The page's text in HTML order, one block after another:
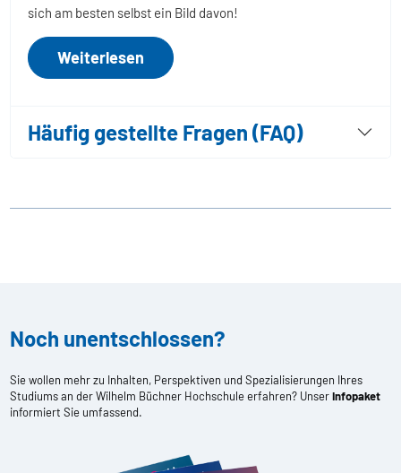
sich am besten selbst ein Bild davon!
Weiterlesen
Häufig gestellte Fragen (FAQ)
Noch unentschlossen?
Sie wollen mehr zu Inhalten, Perspektiven und Spezialisierungen Ihres
Studiums an der Wilhelm Büchner Hochschule erfahren? UnserInfopaket
informiert Sie umfassend.